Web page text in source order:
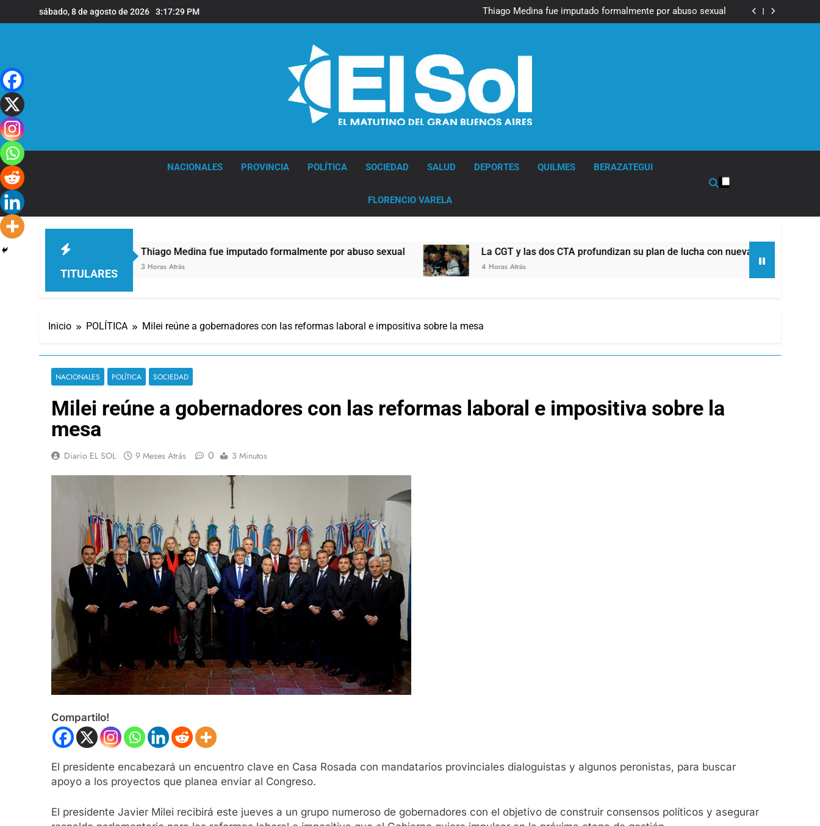
al
sábado, 8 de agosto de 2026 3:17:30 PM
Thiago Medina fue imputado formalmente por abuso sexual
La CGT y las dos CTA profundizan su plan de lucha con nuevas marchas
La CGT y las dos CTA profundizan su plan de lucha con nuevas marchas
NACIONALES PROVINCIA POLÍTICA SOCIEDAD SALUD DEPORTES QUILMES BERAZATEGUI
FLORENCIO VARELA
TITULARES
Thiago Medina fue imputado formalmente por abuso sexual La CGT y las dos CTA profundizan su plan de lucha con nuevas marchas contra el
4 Horas Atrás
Inicio POLÍTICA Milei reúne a gobernadores con las reformas laboral e impositiva sobre la mesa
NACIONALES POLÍTICA SOCIEDAD
Milei reúne a gobernadores con las reformas laboral e impositiva sobre la
mesa
Diario EL SOL 9 Meses Atrás 0 3 Minutos
Compartilo!
El presidente encabezará un encuentro clave en Casa Rosada con mandatarios provinciales dialoguistas y algunos peronistas, para buscar
apoyo a los proyectos que planea enviar al Congreso.
El presidente Javier Milei recibirá este jueves a un grupo numeroso de gobernadores con el objetivo de construir consensos políticos y asegurar